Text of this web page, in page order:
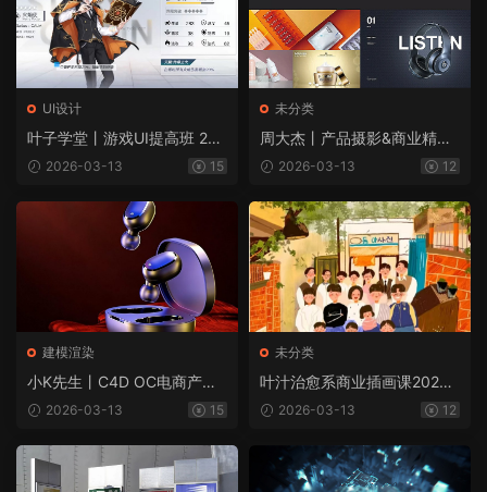
UI设计
叶子学堂丨游戏UI提高班 202
0年（清画质带部分素材）
2026-03-13 15
未分类
周大杰丨产品摄影&商业精修
全能班2022版（画质清晰带
2026-03-13 12
建模渲染
小K先生丨C4D OC电商产品
建模渲染教程（画质超清带课
2026-03-13 15
未分类
叶汁治愈系商业插画课2022
年（画质普通带笔刷）
2026-03-13 12